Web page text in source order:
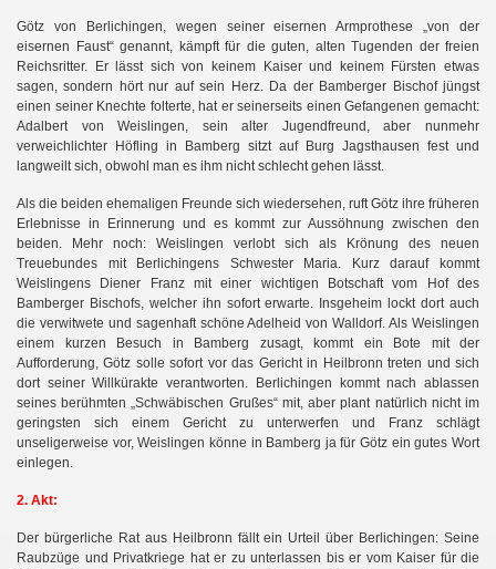
Götz von Berlichingen, wegen seiner eisernen Armprothese „von der
eisernen Faust“ genannt, kämpft für die guten, alten Tugenden der freien
Reichsritter. Er lässt sich von keinem Kaiser und keinem Fürsten etwas
sagen, sondern hört nur auf sein Herz. Da der Bamberger Bischof jüngst
einen seiner Knechte folterte, hat er seinerseits einen Gefangenen gemacht:
Adalbert von Weislingen, sein alter Jugendfreund, aber nunmehr
verweichlichter Höfling in Bamberg sitzt auf Burg Jagsthausen fest und
langweilt sich, obwohl man es ihm nicht schlecht gehen lässt.
Als die beiden ehemaligen Freunde sich wiedersehen, ruft Götz ihre früheren
Erlebnisse in Erinnerung und es kommt zur Aussöhnung zwischen den
beiden. Mehr noch: Weislingen verlobt sich als Krönung des neuen
Treuebundes mit Berlichingens Schwester Maria. Kurz darauf kommt
Weislingens Diener Franz mit einer wichtigen Botschaft vom Hof des
Bamberger Bischofs, welcher ihn sofort erwarte. Insgeheim lockt dort auch
die verwitwete und sagenhaft schöne Adelheid von Walldorf. Als Weislingen
einem kurzen Besuch in Bamberg zusagt, kommt ein Bote mit der
Aufforderung, Götz solle sofort vor das Gericht in Heilbronn treten und sich
dort seiner Willkürakte verantworten. Berlichingen kommt nach ablassen
seines berühmten „Schwäbischen Grußes“ mit, aber plant natürlich nicht im
geringsten sich einem Gericht zu unterwerfen und Franz schlägt
unseligerweise vor, Weislingen könne in Bamberg ja für Götz ein gutes Wort
einlegen.
2. Akt:
Der bürgerliche Rat aus Heilbronn fällt ein Urteil über Berlichingen: Seine
Raubzüge und Privatkriege hat er zu unterlassen bis er vom Kaiser für die